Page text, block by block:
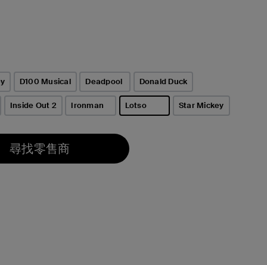
D100 Musical Deadpool Donald Duck
Inside Out 2 Ironman Lotso Star Mickey
尋找零售商